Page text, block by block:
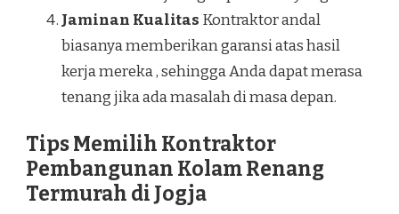
Jaminan Kualitas Kontraktor andal
biasanya memberikan garansi atas hasil
kerja mereka , sehingga Anda dapat merasa
tenang jika ada masalah di masa depan.
Tips Memilih Kontraktor
Pembangunan Kolam Renang
Termurah di Jogja